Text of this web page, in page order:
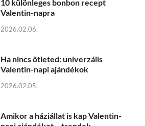
10 különleges bonbon recept
Valentin-napra
2026.02.06.
Ha nincs ötleted: univerzális
Valentin-napi ajándékok
2026.02.05.
Amikor a háziállat is kap Valentin-